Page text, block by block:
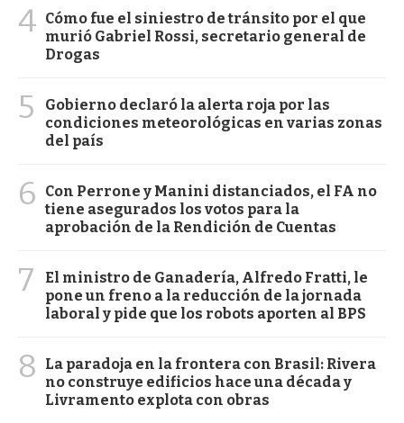
4 Cómo fue el siniestro de tránsito por el que
murió Gabriel Rossi, secretario general de
Drogas
5
Gobierno declaró la alerta roja por las
condiciones meteorológicas en varias zonas
del país
6
Con Perrone y Manini distanciados, el FA no
tiene asegurados los votos para la
aprobación de la Rendición de Cuentas
7
El ministro de Ganadería, Alfredo Fratti, le
pone un freno a la reducción de la jornada
laboral y pide que los robots aporten al BPS
8
La paradoja en la frontera con Brasil: Rivera
no construye edificios hace una década y
Livramento explota con obras